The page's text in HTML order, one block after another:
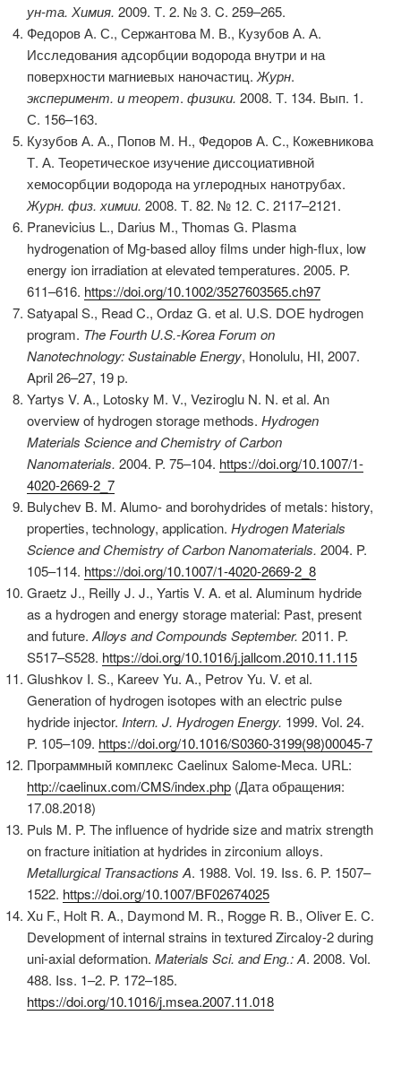
ун-та. Химия. 2009. Т. 2. № 3. C. 259–265.
Федоров А. С., Сержантова М. В., Кузубов А. А.
Исследования адсорбции водорода внутри и на
поверхности магниевых наночастиц. Журн.
эксперимент. и теорет. физики. 2008. Т. 134. Вып. 1.
С. 156–163.
Кузубов А. А., Попов М. Н., Федоров А. С., Кожевникова
Т. А. Теоретическое изучение диссоциативной
хемосорбции водорода на углеродных нанотрубах.
Журн. физ. химии. 2008. Т. 82. № 12. С. 2117–2121.
Pranevicius L., Darius M., Thomas G. Plasma
hydrogenation of Mg-based alloy films under high-flux, low
energy ion irradiation at elevated temperatures. 2005. P.
611–616. https://doi.org/10.1002/3527603565.ch97
Satyapal S., Read C., Ordaz G. et al. U.S. DOE hydrogen
program. The Fourth U.S.-Korea Forum on
Nanotechnology: Sustainable Energy, Honolulu, HI, 2007.
April 26–27, 19 p.
Yartys V. A., Lotosky M. V., Veziroglu N. N. et al. An
overview of hydrogen storage methods. Hydrogen
Materials Science and Chemistry of Carbon
Nanomaterials. 2004. P. 75–104. https://doi.org/10.1007/1-
4020-2669-2_7
Bulychev B. M. Alumo- and borohydrides of metals: history,
properties, technology, application. Hydrogen Materials
Science and Chemistry of Carbon Nanomaterials. 2004. P.
105–114. https://doi.org/10.1007/1-4020-2669-2_8
Graetz J., Reilly J. J., Yartis V. A. et al. Aluminum hydride
as a hydrogen and energy storage material: Past, present
and future. Alloys and Compounds September. 2011. P.
S517–S528. https://doi.org/10.1016/j.jallcom.2010.11.115
Glushkov I. S., Kareev Yu. A., Petrov Yu. V. et al.
Generation of hydrogen isotopes with an electric pulse
hydride injector. Intern. J. Hydrogen Energy. 1999. Vol. 24.
P. 105–109. https://doi.org/10.1016/S0360-3199(98)00045-7
Программный комплекс Caelinux Salome-Meca. URL:
http://caelinux.com/CMS/index.php (Дата обращения:
17.08.2018)
Puls M. P. The influence of hydride size and matrix strength
on fracture initiation at hydrides in zirconium alloys.
Metallurgical Transactions A. 1988. Vol. 19. Iss. 6. P. 1507–
1522. https://doi.org/10.1007/BF02674025
Xu F., Holt R. A., Daymond M. R., Rogge R. B., Oliver E. C.
Development of internal strains in textured Zircaloy-2 during
uni-axial deformation. Materials Sci. and Eng.: A. 2008. Vol.
488. Iss. 1–2. P. 172–185.
https://doi.org/10.1016/j.msea.2007.11.018